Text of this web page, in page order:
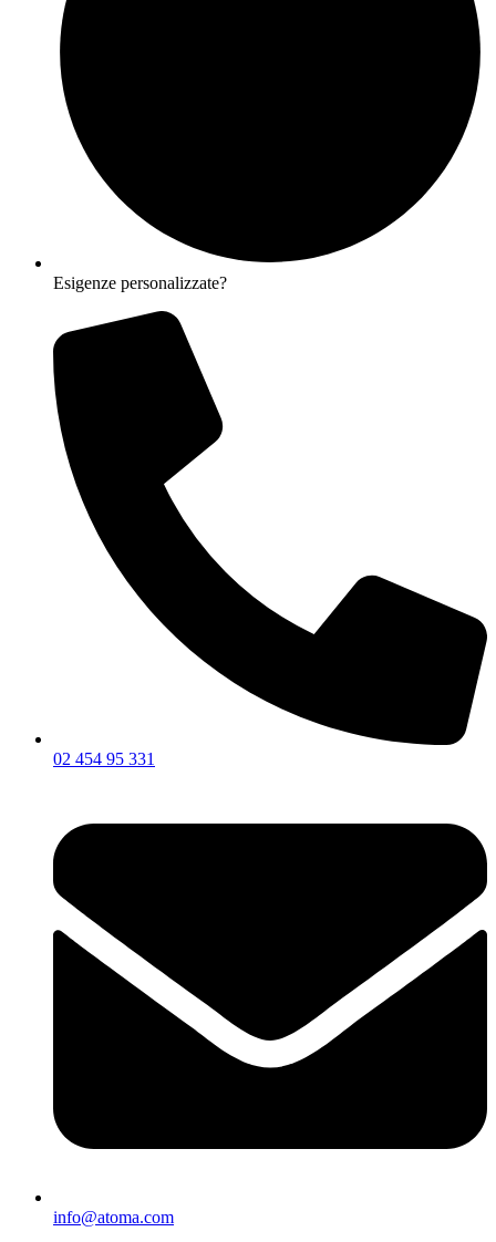
Esigenze personalizzate?
02 454 95 331
info@atoma.com